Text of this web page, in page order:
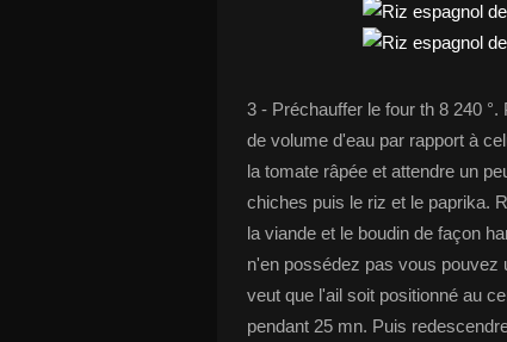
3 - Préchauffer le four th 8 240
de volume d'eau par rapport à
la tomate râpée et attendre un
chiches puis le riz et le paprika.
la viande et le boudin de façon
n'en possédez pas vous pouvez
veut que l'ail soit positionné au
pendant 25 mn. Puis